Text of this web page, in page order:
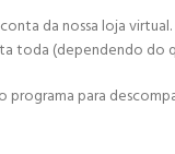
da nossa loja virtual.
toda (dependendo
programa para